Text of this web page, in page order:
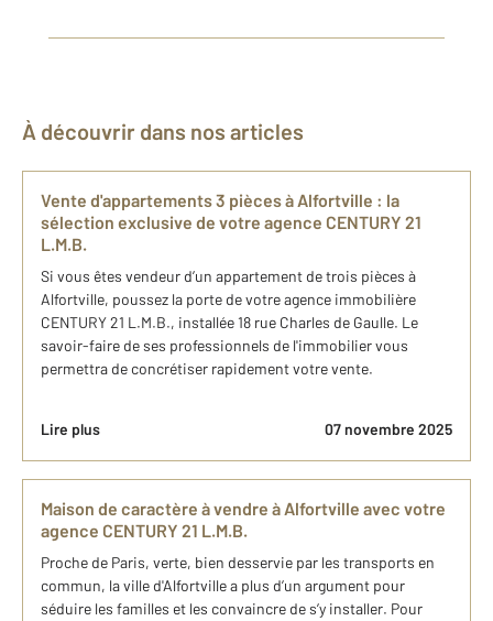
À découvrir dans nos articles
​Vente d'appartements 3 pièces ​à Alfortville​ : la
sélection exclusive de​ votre agence C​ENTURY 21
L.M.B.
Si vous êtes vendeur d’un appartement de trois pièces à
Alfortville, poussez la porte de votre agence immobilière
CENTURY 21 L.M.B., installée 18 rue Charles de Gaulle. Le
savoir-faire de ses professionnels de l'immobilier vous
permettra de concrétiser rapidement votre vente.
Lire plus 07 novembre 2025
Maison de caractère à vendre à Alfortville avec votre
agence CENTURY 21 L.M.B.
Proche de Paris, verte, bien desservie par les transports en
commun, la ville d'Alfortville a plus d’un argument pour
séduire les familles et les convaincre de s’y installer. Pour